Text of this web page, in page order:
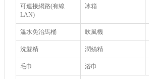
可連接網路(有線
LAN)
冰箱
溫水免治馬桶 吹風機
洗髮精 潤絲精
毛巾 浴巾